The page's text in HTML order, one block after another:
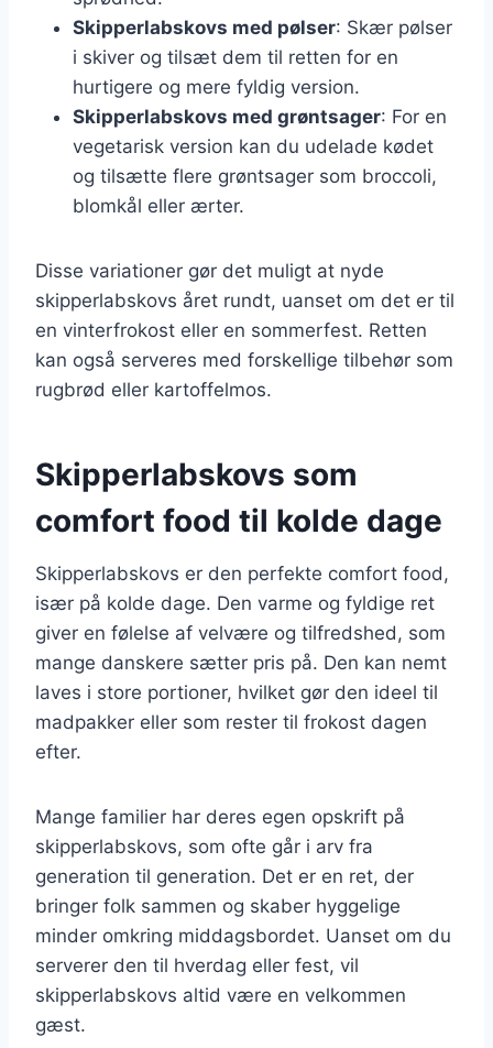
Skipperlabskovs med pølser: Skær pølser
i skiver og tilsæt dem til retten for en
hurtigere og mere fyldig version.
Skipperlabskovs med grøntsager: For en
vegetarisk version kan du udelade kødet
og tilsætte flere grøntsager som broccoli,
blomkål eller ærter.
Disse variationer gør det muligt at nyde
skipperlabskovs året rundt, uanset om det er til
en vinterfrokost eller en sommerfest. Retten
kan også serveres med forskellige tilbehør som
rugbrød eller kartoffelmos.
Skipperlabskovs som
comfort food til kolde dage
Skipperlabskovs er den perfekte comfort food,
især på kolde dage. Den varme og fyldige ret
giver en følelse af velvære og tilfredshed, som
mange danskere sætter pris på. Den kan nemt
laves i store portioner, hvilket gør den ideel til
madpakker eller som rester til frokost dagen
efter.
Mange familier har deres egen opskrift på
skipperlabskovs, som ofte går i arv fra
generation til generation. Det er en ret, der
bringer folk sammen og skaber hyggelige
minder omkring middagsbordet. Uanset om du
serverer den til hverdag eller fest, vil
skipperlabskovs altid være en velkommen
gæst.